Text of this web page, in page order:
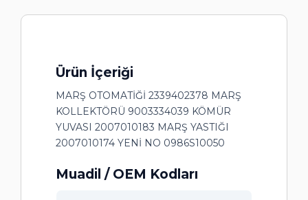
Ürün İçeriği
MARŞ OTOMATİĞİ 2339402378 MARŞ
KOLLEKTÖRÜ 9003334039 KÖMÜR
YUVASI 2007010183 MARŞ YASTIĞI
2007010174 YENİ NO 0986S10050
Muadil / OEM Kodları